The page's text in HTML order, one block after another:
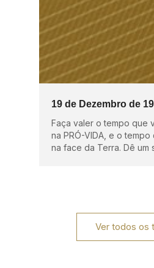
19 de Dezembro de
Faça valer o tempo que
na PRÓ-VIDA, e o
na face da Terra. Dê um
Ver todos os